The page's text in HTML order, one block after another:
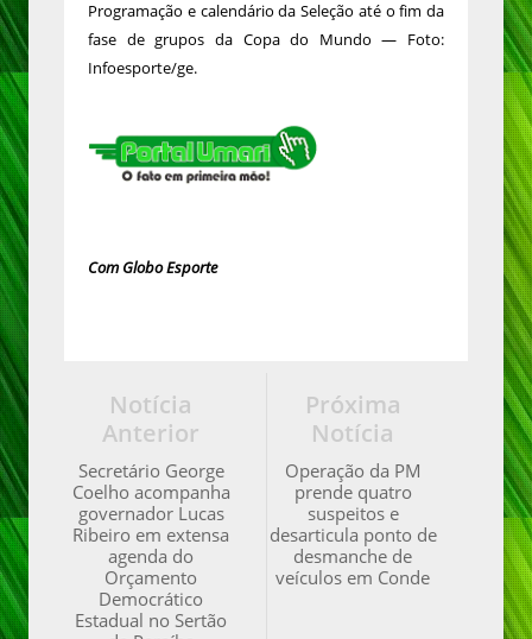
Programação e calendário da Seleção até o fim da
fase de grupos da Copa do Mundo — Foto:
Infoesporte/ge.
Com Globo Esporte
Próxima
Notícia
Operação da PM
prende quatro
suspeitos e
desarticula ponto de
desmanche de
veículos em Conde
Notícia
Anterior
Secretário George
Coelho acompanha
governador Lucas
Ribeiro em extensa
agenda do
Orçamento
Democrático
Estadual no Sertão